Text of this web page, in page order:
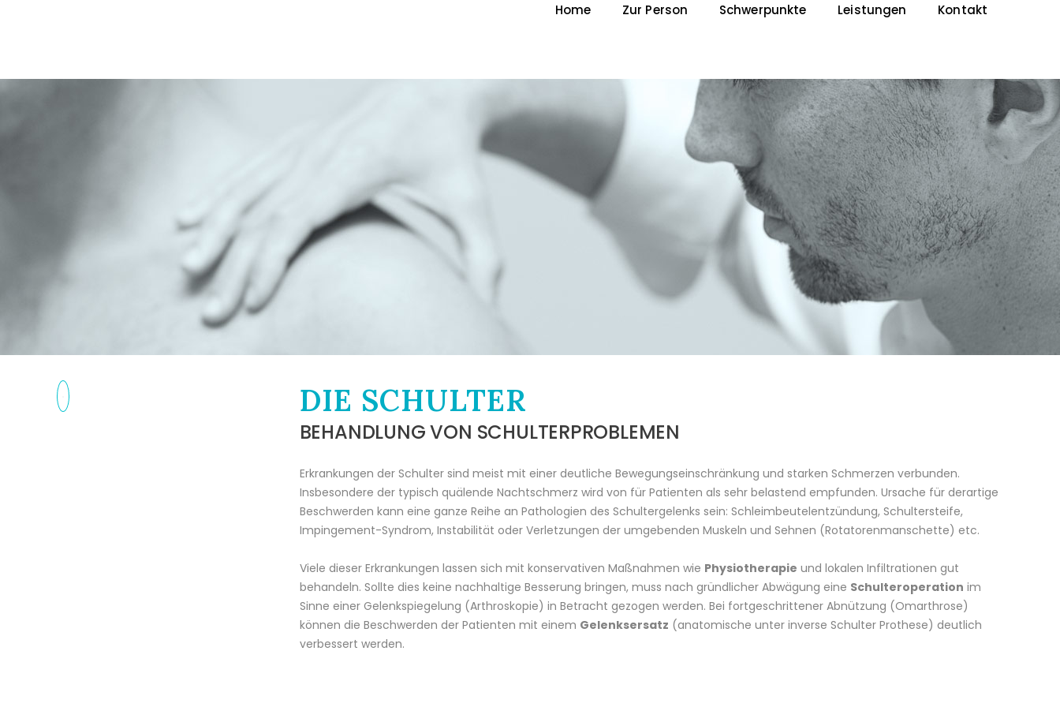
Home Zur Person Schwerpunkte Leistungen Kontakt
DIE SCHULTER
BEHANDLUNG VON SCHULTERPROBLEMEN
Erkrankungen der Schulter sind meist mit einer deutliche Bewegungseinschränkung und starken Schmerzen verbunden.
Insbesondere der typisch quälende Nachtschmerz wird von für Patienten als sehr belastend empfunden. Ursache für derartige
Beschwerden kann eine ganze Reihe an Pathologien des Schultergelenks sein: Schleimbeutelentzündung, Schultersteife,
Impingement-Syndrom, Instabilität oder Verletzungen der umgebenden Muskeln und Sehnen (Rotatorenmanschette) etc.
Viele dieser Erkrankungen lassen sich mit konservativen Maßnahmen wie Physiotherapie und lokalen Infiltrationen gut
behandeln. Sollte dies keine nachhaltige Besserung bringen, muss nach gründlicher Abwägung eine Schulteroperation im
Sinne einer Gelenkspiegelung (Arthroskopie) in Betracht gezogen werden. Bei fortgeschrittener Abnützung (Omarthrose)
können die Beschwerden der Patienten mit einem Gelenksersatz (anatomische unter inverse Schulter Prothese) deutlich
verbessert werden.